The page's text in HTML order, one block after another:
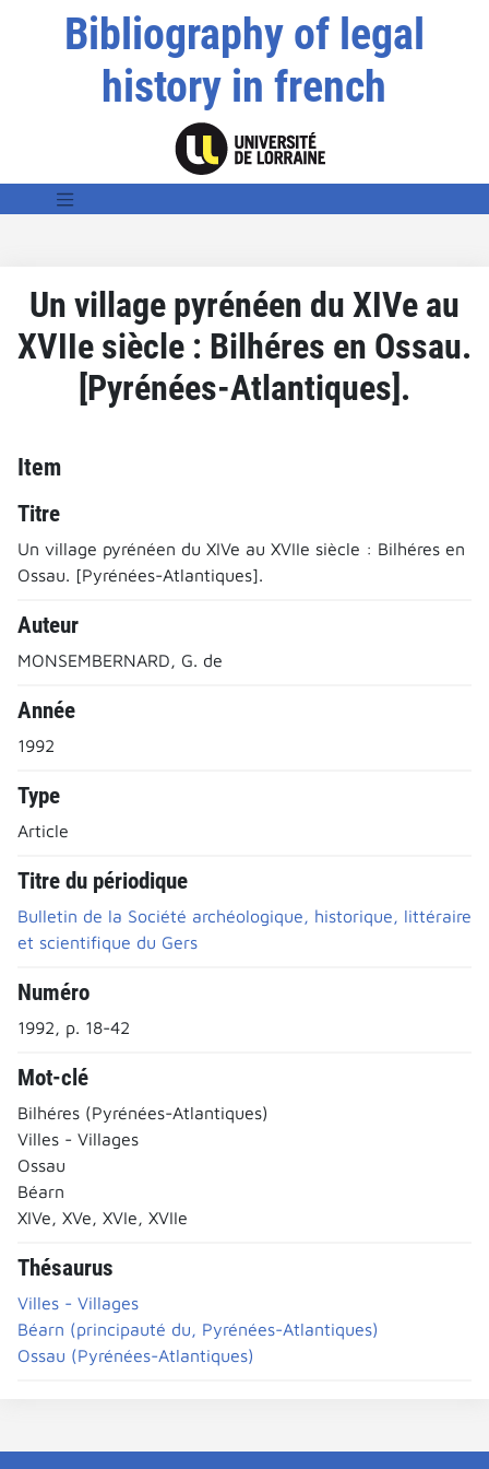
Bibliography of legal
history in french
Un village pyrénéen du XIVe au
XVIIe siècle : Bilhéres en Ossau.
[Pyrénées-Atlantiques].
Item
Titre
Un village pyrénéen du XIVe au XVIIe siècle : Bilhéres en
Ossau. [Pyrénées-Atlantiques].
Auteur
MONSEMBERNARD, G. de
Année
1992
Type
Article
Titre du périodique
Bulletin de la Société archéologique, historique, littéraire
et scientifique du Gers
Numéro
1992, p. 18-42
Mot-clé
Bilhéres (Pyrénées-Atlantiques)
Villes - Villages
Ossau
Béarn
XIVe, XVe, XVIe, XVIIe
Thésaurus
Villes - Villages
Béarn (principauté du, Pyrénées-Atlantiques)
Ossau (Pyrénées-Atlantiques)